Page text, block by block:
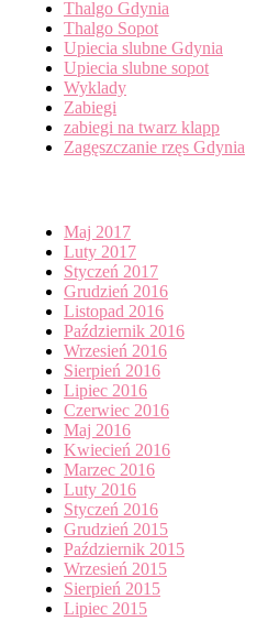
Thalgo Gdynia
Thalgo Sopot
Upiecia slubne Gdynia
Upiecia slubne sopot
Wyklady
Zabiegi
zabiegi na twarz klapp
Zagęszczanie rzęs Gdynia
Maj 2017
Luty 2017
Styczeń 2017
Grudzień 2016
Listopad 2016
Październik 2016
Wrzesień 2016
Sierpień 2016
Lipiec 2016
Czerwiec 2016
Maj 2016
Kwiecień 2016
Marzec 2016
Luty 2016
Styczeń 2016
Grudzień 2015
Październik 2015
Wrzesień 2015
Sierpień 2015
Lipiec 2015